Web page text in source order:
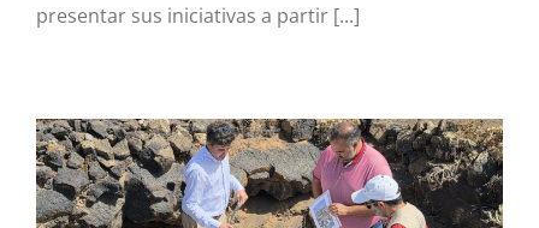
presentar sus iniciativas a partir [...]